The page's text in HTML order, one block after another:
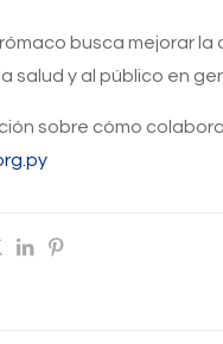
busca mejorar la
salud y al público en
sobre cómo